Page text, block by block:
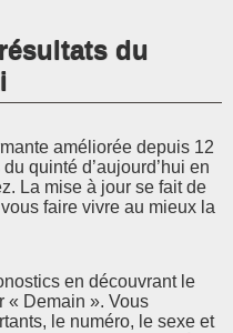
du
améliorée depuis 12
quinté d’aujourd’hui en
La mise à jour se fait de
faire vivre au mieux la
en découvrant le
« Demain ». Vous
le numéro, le sexe et